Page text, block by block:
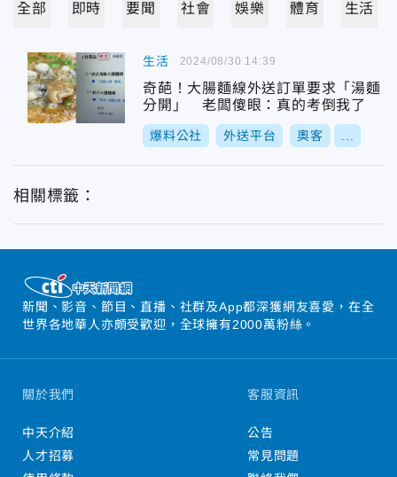
全部 即時 要聞 社會 娛樂 體育 生活
生活
奇葩！大腸麵線外送訂單要求「湯麵
分開」 老闆傻眼：真的考倒我了
爆料公社 外送平台 奧客
2024/08/30 14:39
相關標籤：
新聞、影音、節目、直播、社群及App都深獲網友喜愛，在全
世界各地華人亦頗受歡迎，全球擁有2000萬粉絲。
關於我們
中天介紹
人才招募
客服資訊
公告
常見問題